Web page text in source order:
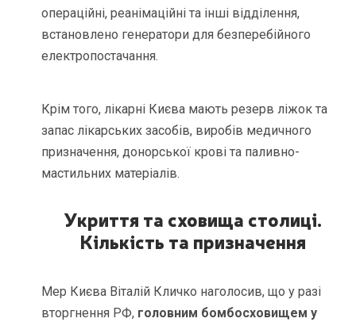
операційні, реанімаційні та інші відділення,
встановлено генератори для безперебійного
електропостачання.
Крім того, лікарні Києва мають резерв ліжок та
запас лікарських засобів, виробів медичного
призначення, донорської крові та паливно-
мастильних матеріалів.
Укриття та сховища столиці.
Кількість та призначення
Мер Києва Віталій Кличко наголосив, що у разі
вторгнення РФ, головним бомбосховищем у